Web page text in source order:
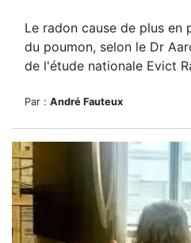
Le radon cause de plus en
du poumon, selon le Dr
de l'étude nationale Evict
Par : André Fauteux